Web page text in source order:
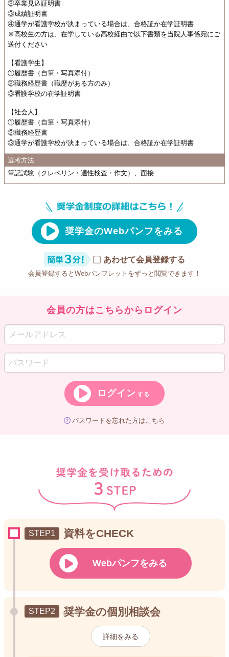
②卒業見込証明書
③成績証明書
④通学が看護学校が決まっている場合は、合格証か在学証明書
※高校生の方は、在学している高校経由で以下書類を当院人事係宛にご
送付ください
【看護学生】
①履歴書（自筆・写真添付）
②職務経歴書（職歴がある方のみ）
③看護学校の在学証明書
【社会人】
①履歴書（自筆・写真添付）
②職務経歴書
③通学が看護学校が決まっている場合は、合格証か在学証明書
選考方法
筆記試験（クレペリン・適性検査・作文）、面接
奨学金のWebパンフをみる
あわせて会員登録する
会員登録するとWebパンフレットをずっと閲覧できます！
会員の方はこちらからログイン
ログイン する
パスワードを忘れた方はこちら
資料をCHECK
Webパンフをみる
奨学金の個別相談会
詳細をみる